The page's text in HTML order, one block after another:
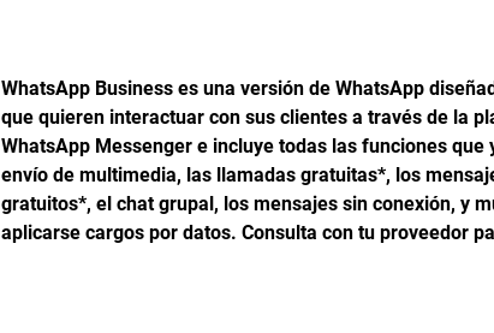
WhatsApp Business es una versión de WhatsApp
que quieren interactuar con sus clientes a través de la
WhatsApp Messenger e incluye todas las funciones que
envío de multimedia, las llamadas gratuitas*, los
gratuitos*, el chat grupal, los mensajes sin conexión, y
aplicarse cargos por datos. Consulta con tu proveedor